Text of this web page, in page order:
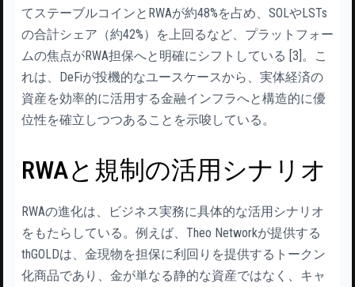
てステーブルコインとRWAが約48%を占め、SOLやLSTs
の合計シェア（約42%）を上回るなど、プラットフォー
ムの焦点がRWA担保へと明確にシフトしている [3]。こ
れは、DeFiが投機的なユースケースから、実体経済の
資産を効率的に活用する金融インフラへと構造的に優
位性を確立しつつあることを示唆している。
RWAと規制の活用シナリオ
RWAの進化は、ビジネス実務に具体的な活用シナリオ
をもたらしている。例えば、Theo Networkが提供する
thGOLDは、金現物を担保に利回りを提供するトークン
化商品であり、金が単なる静的な資産ではなく、キャ